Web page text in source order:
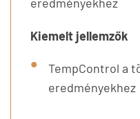
Kiemelt jellemzők
TempControl a
eredményekhez